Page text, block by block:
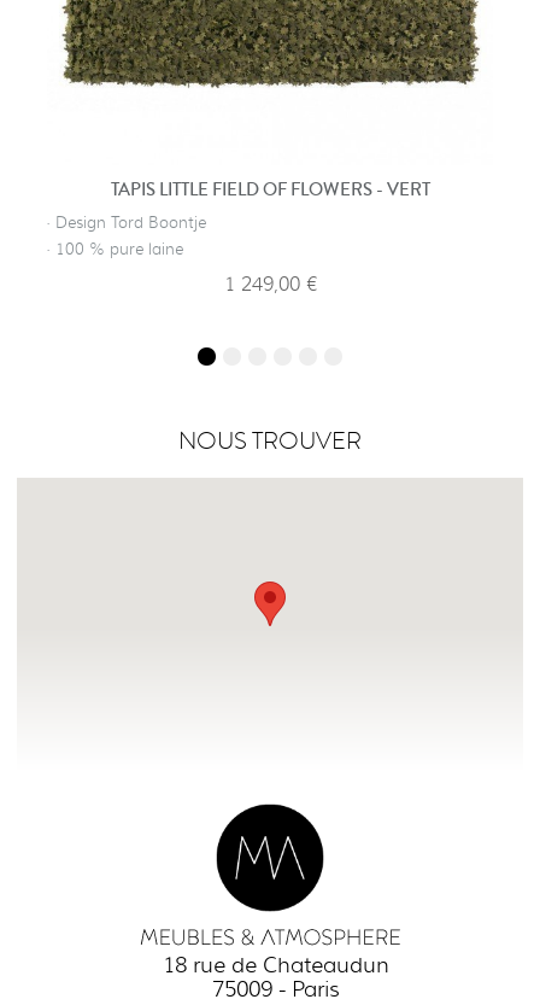
TAPIS LITTLE FIELD OF FLOWERS - VERT
· Design Tord Boontje
· 100 % pure laine
1 249,00 €
NOUS TROUVER
18 rue de Chateaudun
75009 - Paris